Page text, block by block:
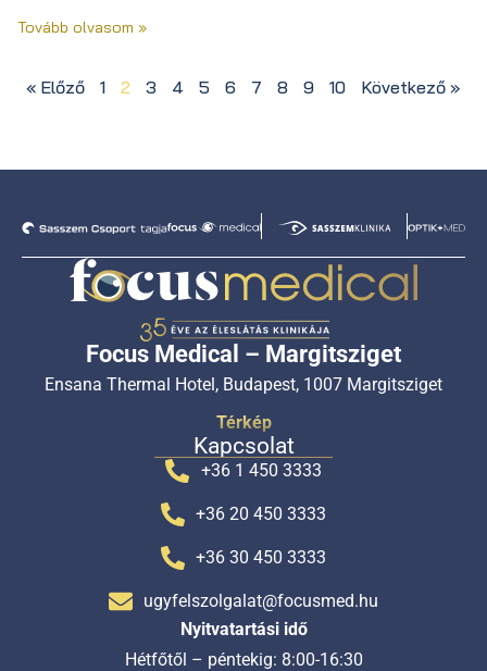
Tovább olvasom »
« Előző 1 2 3 4 5 6 7 8 9 10 Következő »
Focus Medical – Margitsziget
Ensana Thermal Hotel, Budapest, 1007 Margitsziget
Térkép
Kapcsolat
+36 1 450 3333
+36 20 450 3333
+36 30 450 3333
ugyfelszolgalat@focusmed.hu
Nyitvatartási idő
Hétfőtől – péntekig: 8:00-16:30